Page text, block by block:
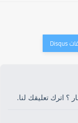
اترك تعليقك لنا.